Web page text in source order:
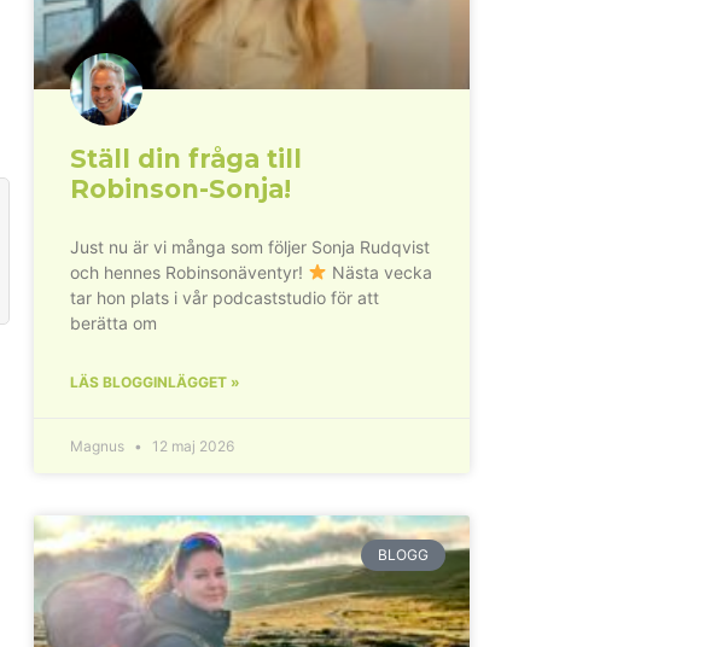
Ställ din fråga till
Robinson-Sonja!
Just nu är vi många som följer Sonja Rudqvist
och hennes Robinsonäventyr!
Nästa vecka
tar hon plats i vår podcaststudio för att
berätta om
LÄS BLOGGINLÄGGET »
Magnus 12 maj 2026
BLOGG